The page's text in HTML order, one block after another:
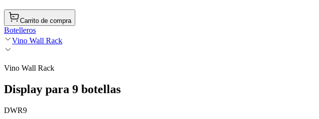
Carrito de compra
Botelleros
Vino Wall Rack
Vino Wall Rack
Display para 9 botellas
DWR9